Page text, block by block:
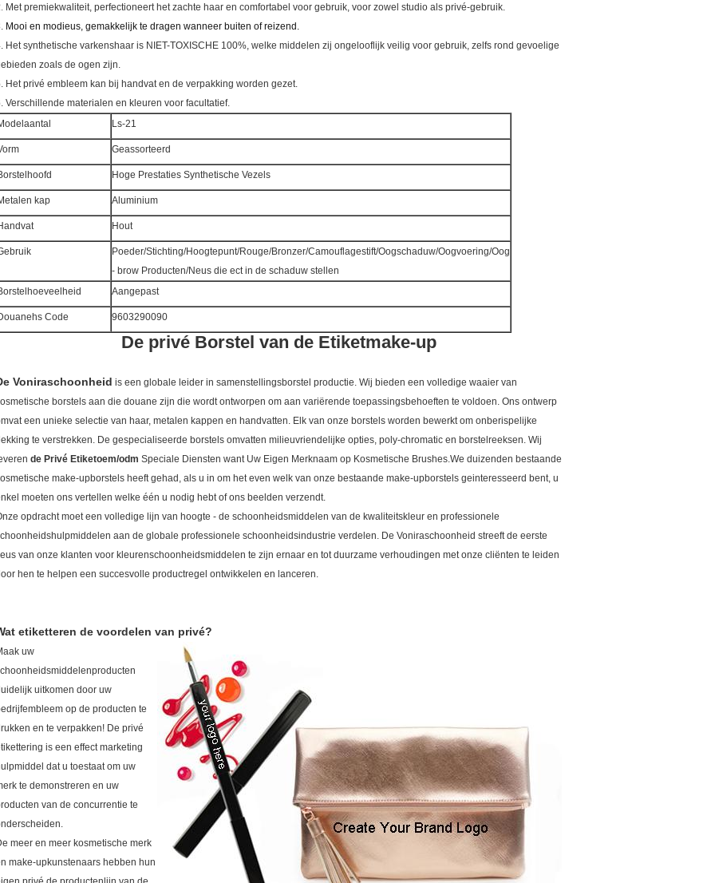
Met premiekwaliteit, perfectioneert het zachte haar en comfortabel voor gebruik, voor zowel studio als privé-gebruik.
Mooi en modieus, gemakkelijk te dragen wanneer buiten of reizend.
Het synthetische varkenshaar is NIET-TOXISCHE 100%, welke middelen zij ongelooflijk veilig voor gebruik, zelfs rond gevoelige
zoals de ogen zijn.
Het privé embleem kan bij handvat en de verpakking worden gezet.
Verschillende materialen en kleuren voor facultatief.
Ls-21
Geassorteerd
Hoge Prestaties Synthetische Vezels
kap Aluminium
Hout
Poeder/Stichting/Hoogtepunt/Rouge/Bronzer/Camouflagestift/Oogschaduw/Oogvoering/Oog
- brow Producten/Neus die ect in de schaduw stellen
Aangepast
Code 9603290090
De privé Borstel van de Etiketmake-up
Voniraschoonheid is een globale leider in samenstellingsborstel productie. Wij bieden een volledige waaier van
borstels aan die douane zijn die wordt ontworpen om aan variërende toepassingsbehoeften te voldoen. Ons ontwerp
een unieke selectie van haar, metalen kappen en handvatten. Elk van onze borstels worden bewerkt om onberispelijke
te verstrekken. De gespecialiseerde borstels omvatten milieuvriendelijke opties, poly-chromatic en borstelreeksen. Wij
de Privé Etiketoem/odm Speciale Diensten want Uw Eigen Merknaam op Kosmetische Brushes.We duizenden bestaande
make-upborstels heeft gehad, als u in om het even welk van onze bestaande make-upborstels geinteresseerd bent, u
moeten ons vertellen welke één u nodig hebt of ons beelden verzendt.
opdracht moet een volledige lijn van hoogte - de schoonheidsmiddelen van de kwaliteitskleur en professionele
aan de globale professionele schoonheidsindustrie verdelen. De Voniraschoonheid streeft de eerste
van onze klanten voor kleurenschoonheidsmiddelen te zijn ernaar en tot duurzame verhoudingen met onze cliënten te leiden
hen te helpen een succesvolle productregel ontwikkelen en lanceren.
etiketteren de voordelen van privé?
uw
uitkomen door uw
op de producten te
en te verpakken! De privé
is een effect marketing
dat u toestaat om uw
te demonstreren en uw
van de concurrentie te
meer en meer kosmetische merk
make-upkunstenaars hebben hun